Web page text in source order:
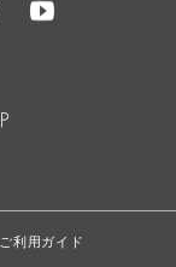
ご利用ガイド